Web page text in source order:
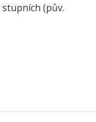
(pův.